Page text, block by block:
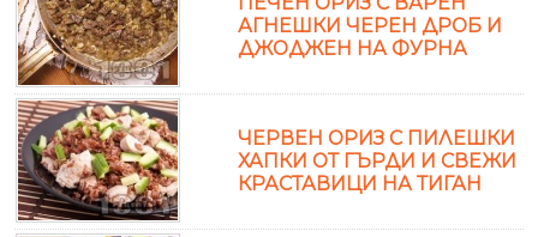
АГНЕШКИ ЧЕРЕН ДРОБ И
ДЖОДЖЕН НА ФУРНА
ЧЕРВЕН ОРИЗ С ПИЛЕШКИ
ХАПКИ ОТ ГЪРДИ И СВЕЖИ
КРАСТАВИЦИ НА ТИГАН